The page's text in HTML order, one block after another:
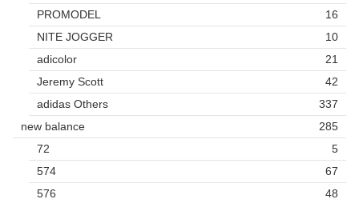
PROMODEL
16
NITE JOGGER
10
adicolor
21
Jeremy Scott
42
adidas Others
337
new balance
285
72
5
574
67
576
48